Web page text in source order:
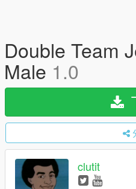
Double Team
Male 1.0
clutit